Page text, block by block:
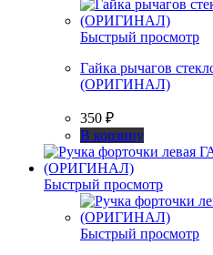
Быстрый просмотр
Гайка рычагов
(ОРИГИНАЛ)
350 ₽
В корзину
Быстрый просмотр
Быстрый просмотр